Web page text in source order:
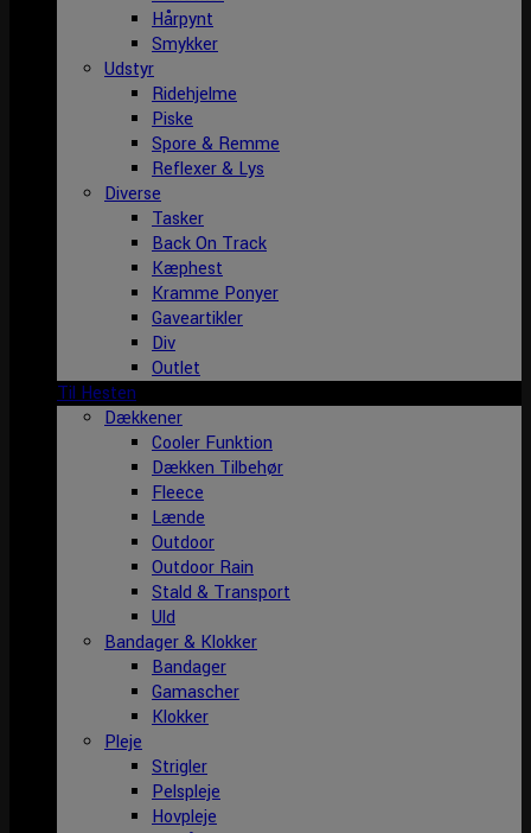
Hårpynt
Smykker
Udstyr
Ridehjelme
Piske
Spore & Remme
Reflexer & Lys
Diverse
Tasker
Back On Track
Kæphest
Kramme Ponyer
Gaveartikler
Div
Outlet
Til Hesten
Dækkener
Cooler Funktion
Dækken Tilbehør
Fleece
Lænde
Outdoor
Outdoor Rain
Stald & Transport
Uld
Bandager & Klokker
Bandager
Gamascher
Klokker
Pleje
Strigler
Pelspleje
Hovpleje